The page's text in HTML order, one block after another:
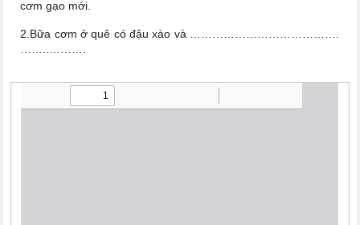
cơm gạo mới.
2.Bữa cơm ở quê có đậu xào và ………………………………….